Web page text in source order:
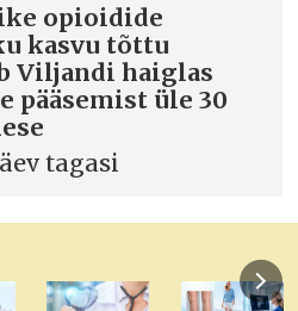
opioidide
kasvu tõttu
Viljandi haiglas
pääsemist üle 30
tagasi